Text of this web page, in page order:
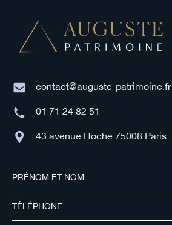
contact@auguste-patrimoine.fr
01 71 24 82 51
43 avenue Hoche 75008 Paris